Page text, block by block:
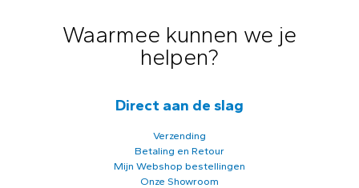
Waarmee kunnen we je
helpen?
Direct aan de slag
Verzending
Betaling en Retour
Mijn Webshop bestellingen
Onze Showroom